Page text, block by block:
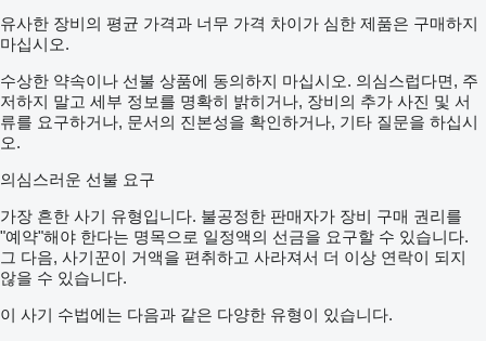
유사한 장비의 평균 가격과 너무 가격 차이가 심한 제품은 구매하지
마십시오.
수상한 약속이나 선불 상품에 동의하지 마십시오. 의심스럽다면, 주
저하지 말고 세부 정보를 명확히 밝히거나, 장비의 추가 사진 및 서
류를 요구하거나, 문서의 진본성을 확인하거나, 기타 질문을 하십시
오.
의심스러운 선불 요구
가장 흔한 사기 유형입니다. 불공정한 판매자가 장비 구매 권리를
"예약"해야 한다는 명목으로 일정액의 선금을 요구할 수 있습니다.
그 다음, 사기꾼이 거액을 편취하고 사라져서 더 이상 연락이 되지
않을 수 있습니다.
이 사기 수법에는 다음과 같은 다양한 유형이 있습니다.